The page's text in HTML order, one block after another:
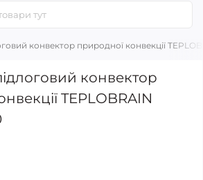
конвектор природної конвекції
конвектор
TEPLOBRAIN